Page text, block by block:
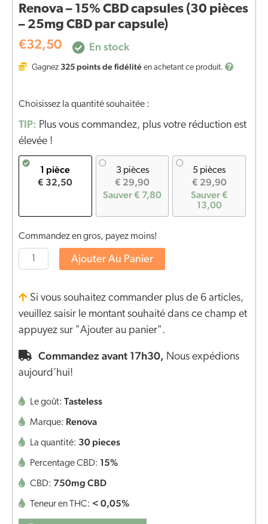
Renova – 15% CBD capsules (30 pièces
– 25mg CBD par capsule)
€32,50 En stock
Gagnez 325points de fidélité en achetant ce produit.
Choisissez la quantité souhaitée :
TIP: Plus vous commandez, plus votre réduction est
élevée !
1 pièce
€ 32,50
3 pièces
€ 29,90
Sauver € 7,80
5 pièces
€ 29,90
Sauver €
13,00
Commandez en gros, payez moins!
Ajouter Au Panier
Si vous souhaitez commander plus de 6 articles,
veuillez saisir le montant souhaité dans ce champ et
appuyez sur "Ajouter au panier".
Commandez avant 17h30, Nous expédions
aujourd’hui!
Le goût: Tasteless
Marque: Renova
La quantité: 30 pieces
Percentage CBD: 15%
CBD: 750mg CBD
Teneur en THC: < 0,05%